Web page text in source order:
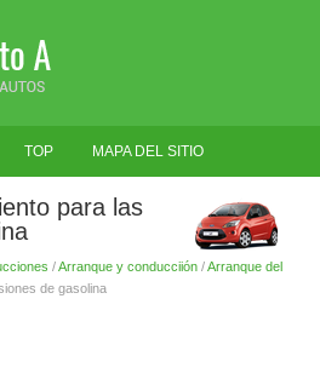
TOP MAPA DEL SITIO
para las
/Arranque y conducciión /Arranque del
de gasolina